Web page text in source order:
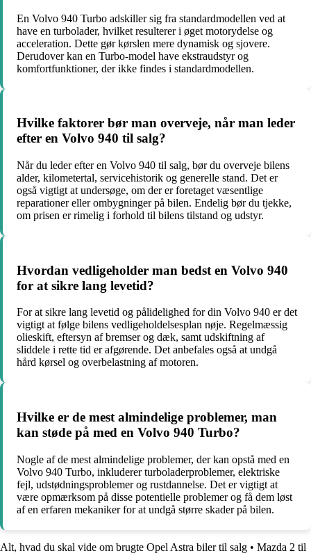
En Volvo 940 Turbo adskiller sig fra standardmodellen ved at
have en turbolader, hvilket resulterer i øget motorydelse og
acceleration. Dette gør kørslen mere dynamisk og sjovere.
Derudover kan en Turbo-model have ekstraudstyr og
komfortfunktioner, der ikke findes i standardmodellen.
Hvilke faktorer bør man overveje, når man leder
efter en Volvo 940 til salg?
Når du leder efter en Volvo 940 til salg, bør du overveje bilens
alder, kilometertal, servicehistorik og generelle stand. Det er
også vigtigt at undersøge, om der er foretaget væsentlige
reparationer eller ombygninger på bilen. Endelig bør du tjekke,
om prisen er rimelig i forhold til bilens tilstand og udstyr.
Hvordan vedligeholder man bedst en Volvo 940
for at sikre lang levetid?
For at sikre lang levetid og pålidelighed for din Volvo 940 er det
vigtigt at følge bilens vedligeholdelsesplan nøje. Regelmæssig
olieskift, eftersyn af bremser og dæk, samt udskiftning af
sliddele i rette tid er afgørende. Det anbefales også at undgå
hård kørsel og overbelastning af motoren.
Hvilke er de mest almindelige problemer, man
kan støde på med en Volvo 940 Turbo?
Nogle af de mest almindelige problemer, der kan opstå med en
Volvo 940 Turbo, inkluderer turboladerproblemer, elektriske
fejl, udstødningsproblemer og rustdannelse. Det er vigtigt at
være opmærksom på disse potentielle problemer og få dem løst
af en erfaren mekaniker for at undgå større skader på bilen.
Alt, hvad du skal vide om brugte Opel Astra biler til salg • Mazda 2 til